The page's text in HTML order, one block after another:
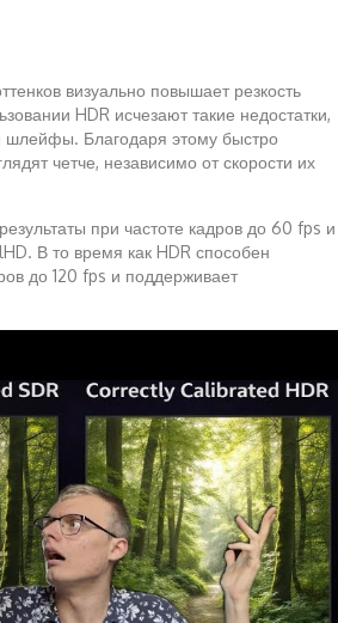
визуально повышает резкость
HDR исчезают такие недостатки,
шлейфы. Благодаря этому быстро
четче, независимо от скорости их
при частоте кадров до 60 fps и
В то время как HDR способен
до 120 fps и поддерживает